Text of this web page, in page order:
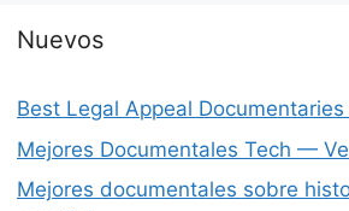
Nuevos
Best Legal Appeal
Mejores Documentales Tech —
Mejores documentales sobre